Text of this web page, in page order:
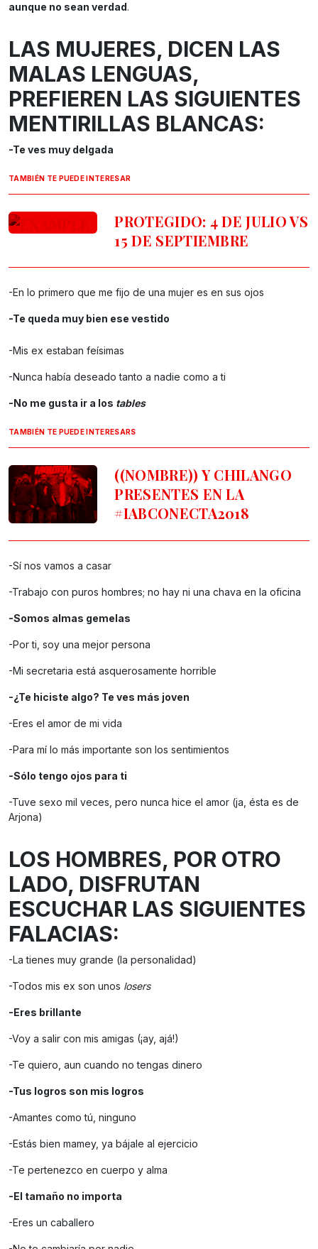
aunque no sean verdad .
LAS MUJERES, DICEN LAS
MALAS LENGUAS,
PREFIEREN LAS SIGUIENTES
MENTIRILLAS BLANCAS:
-Te ves muy delgada
TAMBIÉN TE PUEDE INTERESAR
PROTEGIDO: 4 DE JULIO VS
15 DE SEPTIEMBRE
-En lo primero que me fijo de una mujer es en sus ojos
-Te queda muy bien ese vestido
-Mis ex estaban feísimas
-Nunca había deseado tanto a nadie como a ti
-No me gusta ir a los tables
TAMBIÉN TE PUEDE INTERESARS
((NOMBRE)) Y CHILANGO
PRESENTES EN LA
#IABCONECTA2018
-Sí nos vamos a casar
-Trabajo con puros hombres; no hay ni una chava en la oficina
-Somos almas gemelas
-Por ti, soy una mejor persona
-Mi secretaria está asquerosamente horrible
-¿Te hiciste algo? Te ves más joven
-Eres el amor de mi vida
-Para mí lo más importante son los sentimientos
-Sólo tengo ojos para ti
-Tuve sexo mil veces, pero nunca hice el amor (ja, ésta es de
Arjona)
LOS HOMBRES, POR OTRO
LADO, DISFRUTAN
ESCUCHAR LAS SIGUIENTES
FALACIAS:
-La tienes muy grande (la personalidad)
-Todos mis ex son unos losers
-Eres brillante
-Voy a salir con mis amigas (¡ay, ajá!)
-Te quiero, aun cuando no tengas dinero
-Tus logros son mis logros
-Amantes como tú, ninguno
-Estás bien mamey, ya bájale al ejercicio
-Te pertenezco en cuerpo y alma
-El tamaño no importa
-Eres un caballero